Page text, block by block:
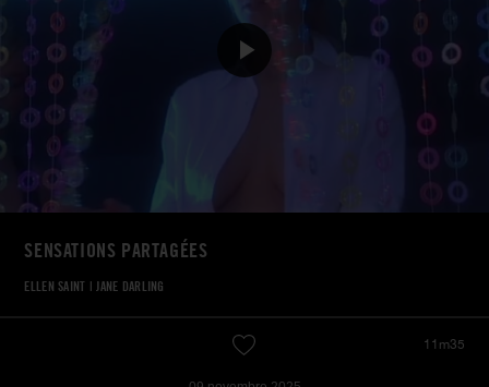
SENSATIONS PARTAGÉES
ELLEN SAINT |JANE DARLING
11m35